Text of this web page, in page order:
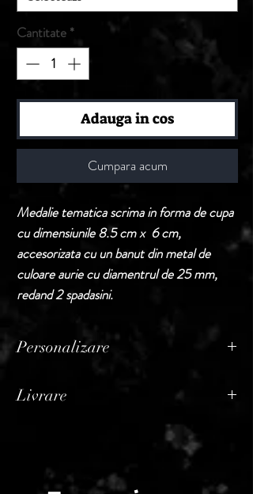
Cantitate *
Adauga in cos
Cumpara acum
Medalie tematica scrima in forma de cupa
cu dimensiunile 8.5 cm x 6 cm,
accesorizata cu un banut din metal de
culoare aurie cu diamentrul de 25 mm,
redand 2 spadasini.
Personalizare
vanzare fara personalizare.
In cazul in care buyerul doreste
personalizarea, acest serviciu va constitui
rubrica distincta pe factura, adaugandu-se
la pretul produselor comandate initial.
Livrare
Termen de livrare: 1 - 2 zile lucratoare, din
momentul confirmarii comenzii de catre